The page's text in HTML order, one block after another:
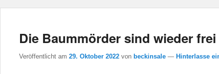
Die Baummörder sind wieder frei
Veröffentlicht am 29. Oktober 2022 von beckinsale — Hinterlasse